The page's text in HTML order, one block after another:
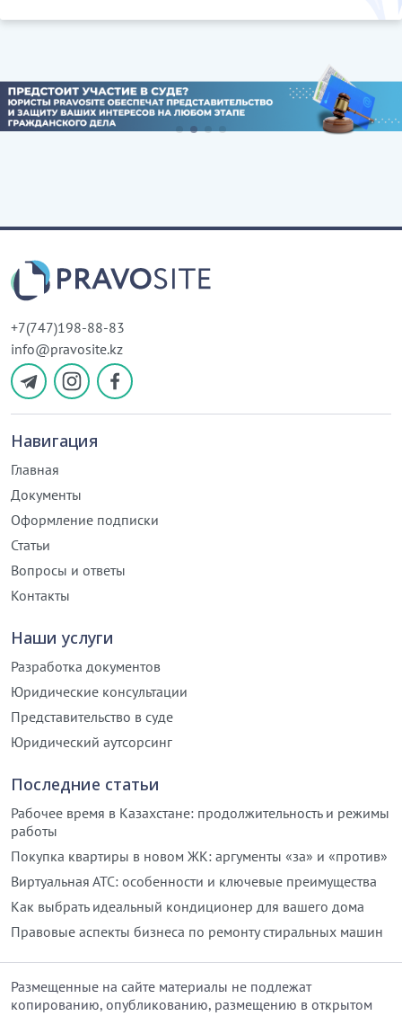
+7(747)198-88-83
info@pravosite.kz
Навигация
Главная
Документы
Оформление подписки
Статьи
Вопросы и ответы
Контакты
Наши услуги
Разработка документов
Юридические консультации
Представительство в суде
Юридический аутсорсинг
Последние статьи
Рабочее время в Казахстане: продолжительность и режимы
работы
Покупка квартиры в новом ЖК: аргументы «за» и «против»
Виртуальная АТС: особенности и ключевые преимущества
Как выбрать идеальный кондиционер для вашего дома
Правовые аспекты бизнеса по ремонту стиральных машин
Размещенные на сайте материалы не подлежат
копированию, опубликованию, размещению в открытом